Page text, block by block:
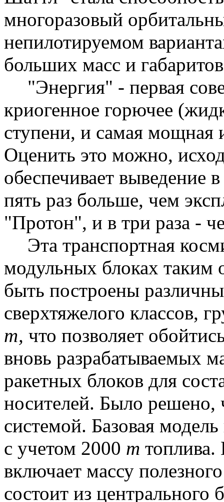
многоразовый
непилотируемом
больших масс и
"Энергия" - первая
криогенное горючее
ступени, и самая мощная
Оценить это можно,
обеспечивает выведение
пять раз больше, чем
"Протон", и в три раза -
Эта транспортная
модульных блоках таким
быть построены
сверхтяжелого классов,
т, что позволяет
вновь разрабатываемых
ракетных блоков для
носителей. Было решено,
системой. Базовая
с учетом 2000 т
включает массу
состоит из центрального